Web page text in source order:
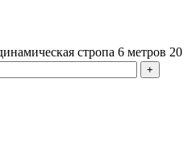
стропа 6 метров 20